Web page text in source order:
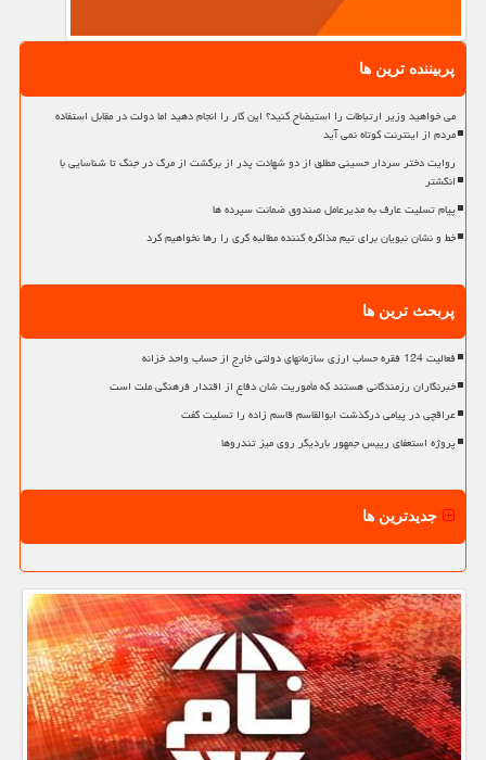
پربیننده ترین ها
می خواهید وزیر ارتباطات را استیضاح کنید؟ این کار را انجام دهید اما دولت در مقابل استفاده
مردم از اینترنت کوتاه نمی آید
روایت دختر سردار حسینی مطلق از دو شهادت پدر از برگشت از مرگ در جنگ تا شناسایی با
انگشتر
پیام تسلیت عارف به مدیرعامل صندوق ضمانت سپرده ها
خط و نشان نبویان برای تیم مذاکره کننده مطالبه گری را رها نخواهیم کرد
پربحث ترین ها
فعالیت 124 فقره حساب ارزی سازمانهای دولتی خارج از حساب واحد خزانه
خبرنگاران رزمندگانی هستند که مأموریت شان دفاع از اقتدار فرهنگی ملت است
عراقچی در پیامی درگذشت ابوالقاسم قاسم زاده را تسلیت گفت
پروژه استعفای رییس جمهور باردیگر روی میز تندروها
جدیدترین ها